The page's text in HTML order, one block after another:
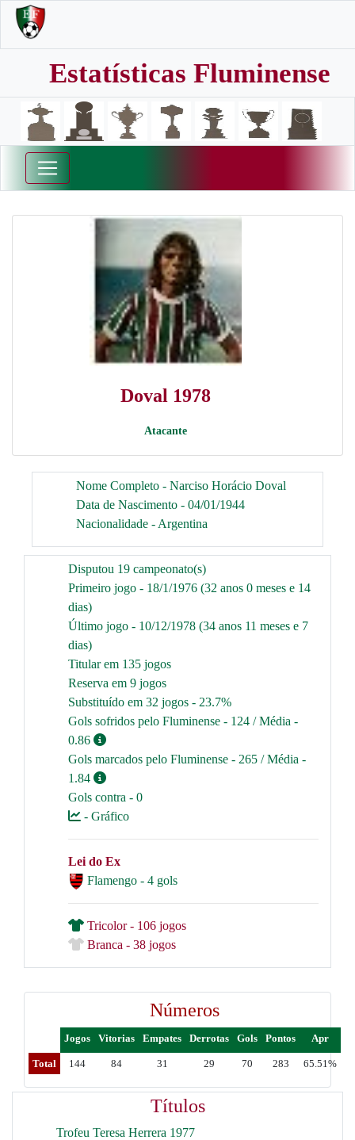
Estatísticas Fluminense
Doval 1978
Atacante
Nome Completo - Narciso Horácio Doval
Data de Nascimento - 04/01/1944
Nacionalidade - Argentina
Disputou 19 campeonato(s)
Primeiro jogo - 18/1/1976 (32 anos 0 meses e 14
dias)
Último jogo - 10/12/1978 (34 anos 11 meses e 7
dias)
Titular em 135 jogos
Reserva em 9 jogos
Substituído em 32 jogos - 23.7%
Gols sofridos pelo Fluminense - 124 / Média -
0.86
Gols marcados pelo Fluminense - 265 / Média -
1.84
Gols contra - 0
- Gráfico
Lei do Ex
Flamengo - 4 gols
Tricolor - 106 jogos
Branca - 38 jogos
Números
Jogos Vitorias Empates Derrotas Gols Pontos Apr
Total 144 84 31 29 70 283 65.51%
Títulos
Trofeu Teresa Herrera 1977